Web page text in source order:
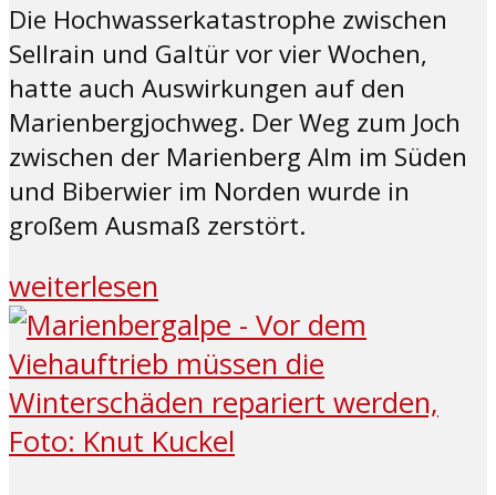
Die Hochwasserkatastrophe zwischen
Sellrain und Galtür vor vier Wochen,
hatte auch Auswirkungen auf den
Marienbergjochweg. Der Weg zum Joch
zwischen der Marienberg Alm im Süden
und Biberwier im Norden wurde in
großem Ausmaß zerstört.
weiterlesen